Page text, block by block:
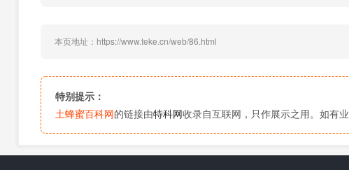
本页地址：https://www.teke.cn/web/86.html
特别提示：
土蜂蜜百科网的链接由特科网收录自互联网，只作展示之用。如有